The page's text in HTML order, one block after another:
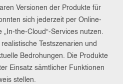
Versionen der Produkte für
sich jederzeit per Online-
the-Cloud“-Services nutzen.
Testszenarien und
Bedrohungen. Die Produkte
Einsatz sämtlicher Funktionen
stellen.